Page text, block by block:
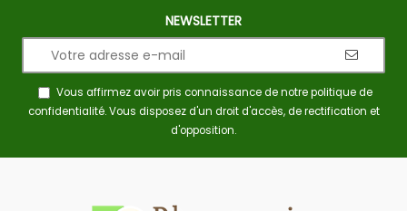
NEWSLETTER
Vous affirmez avoir pris connaissance de notrepolitique de
confidentialité. Vous disposez d'un droit d'accès, de rectification et
d'opposition.